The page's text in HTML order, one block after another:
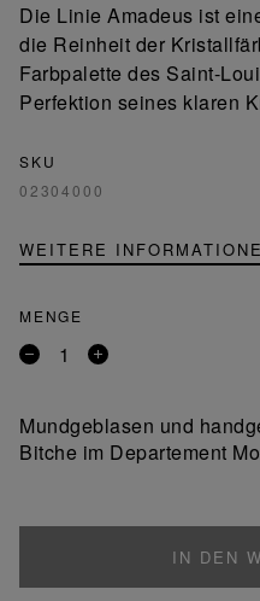
Die Linie Amadeus ist
die Reinheit der
Farbpalette des Saint-
Perfektion seines klaren
SKU
02304000
WEITERE
MENGE
Entfernen
Produkt
Ein
Mundgeblasen und
Bitche im Departement
IN DEN